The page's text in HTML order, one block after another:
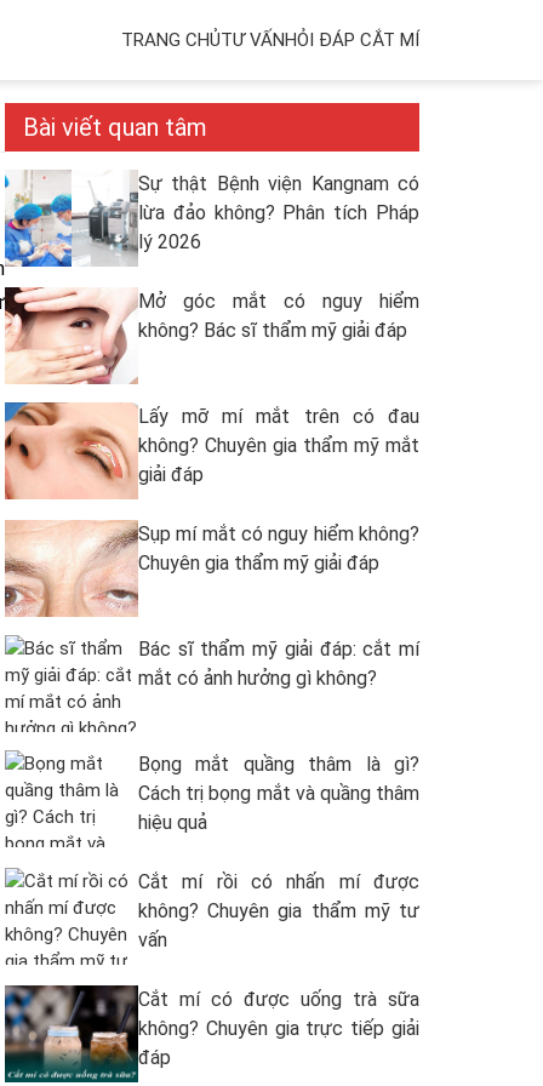
TRANG CHỦTƯ VẤNHỎI ĐÁP CẮT MÍ
Bài viết quan tâm
Sự thật Bệnh viện Kangnam có
lừa đảo không? Phân tích Pháp
lý 2026
Mở góc mắt có nguy hiểm
không? Bác sĩ thẩm mỹ giải đáp
Lấy mỡ mí mắt trên có đau
không? Chuyên gia thẩm mỹ mắt
giải đáp
Sụp mí mắt có nguy hiểm không?
Chuyên gia thẩm mỹ giải đáp
Bác sĩ thẩm mỹ giải đáp: cắt mí
mắt có ảnh hưởng gì không?
Bọng mắt quầng thâm là gì?
Cách trị bọng mắt và quầng thâm
hiệu quả
Cắt mí rồi có nhấn mí được
không? Chuyên gia thẩm mỹ tư
vấn
Cắt mí có được uống trà sữa
không? Chuyên gia trực tiếp giải
đáp